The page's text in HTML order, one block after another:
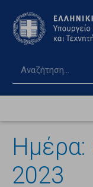
Ημέρα:
2023